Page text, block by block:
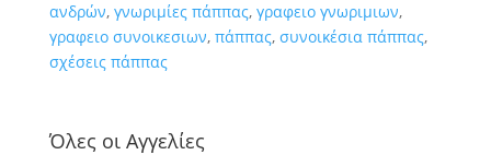
ανδρών, γνωριμίες πάππας, γραφειο γνωριμιων,
γραφειο συνοικεσιων, πάππας, συνοικέσια πάππας,
σχέσεις πάππας
Όλες οι Αγγελίες